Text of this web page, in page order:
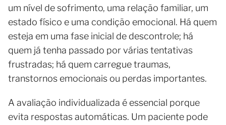
um nível de sofrimento, uma relação familiar, um
estado físico e uma condição emocional. Há quem
esteja em uma fase inicial de descontrole; há
quem já tenha passado por várias tentativas
frustradas; há quem carregue traumas,
transtornos emocionais ou perdas importantes.
A avaliação individualizada é essencial porque
evita respostas automáticas. Um paciente pode